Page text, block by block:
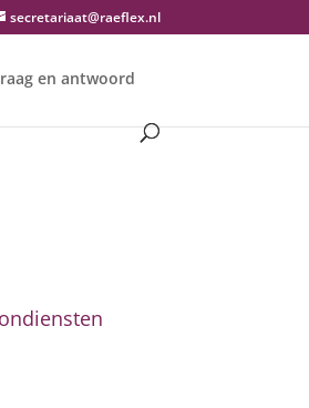
secretariaat@raeflex.nl
en antwoord